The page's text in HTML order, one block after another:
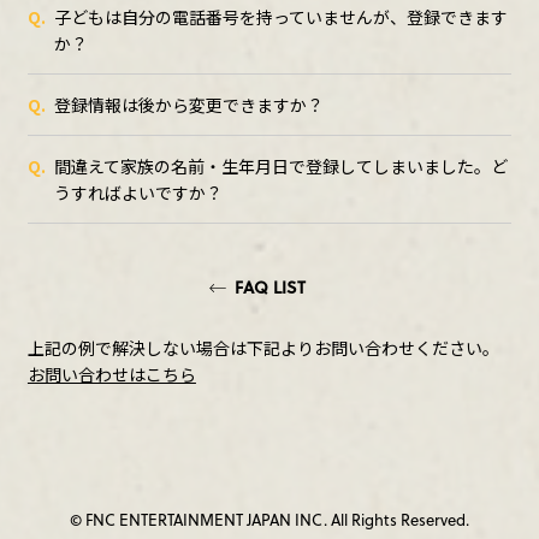
Q. 子どもは自分の電話番号を持っていませんが、登録できます
か？
Q. 登録情報は後から変更できますか？
Q. 間違えて家族の名前・生年月日で登録してしまいました。ど
うすればよいですか？
FAQ LIST
上記の例で解決しない場合は下記よりお問い合わせください。
お問い合わせはこちら
© FNC ENTERTAINMENT JAPAN INC. All Rights Reserved.